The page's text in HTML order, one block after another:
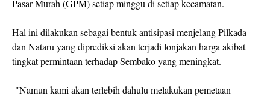
Pasar Murah (GPM) setiap minggu di setiap kecamatan.
Hal ini dilakukan sebagai bentuk antisipasi menjelang Pilkada
dan Nataru yang diprediksi akan terjadi lonjakan harga akibat
tingkat permintaan terhadap Sembako yang meningkat.
"Namun kami akan terlebih dahulu melakukan pemetaan